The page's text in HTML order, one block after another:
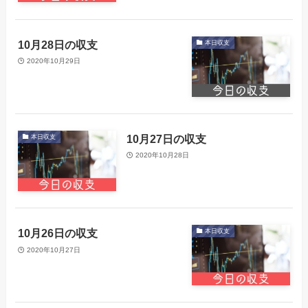
本日収支
10月28日の収支
2020年10月29日
本日収支 10月27日の収支
2020年10月28日
本日収支
10月26日の収支
2020年10月27日